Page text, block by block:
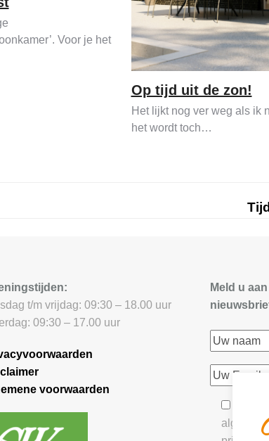
Voor je het
Op tijd uit de zon!
Het lijkt nog ver weg als ik
het wordt toch…
t/m vrijdag: 09:30 – 18.00 uur
09:30 – 17.00 uur
voorwaarden
Meld u
U